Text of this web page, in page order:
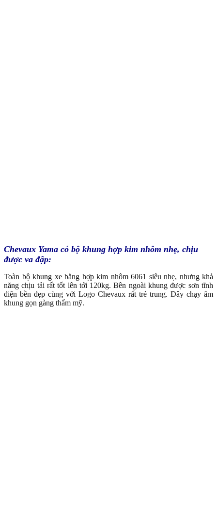
Chevaux Yama có bộ khung hợp kim nhôm nhẹ, chịu
được va đập:
Toàn bộ khung xe bằng hợp kim nhôm 6061 siêu nhẹ, nhưng khả
năng chịu tải rất tốt lên tới 120kg. Bên ngoài khung được sơn tĩnh
điện bền đẹp cùng với Logo Chevaux rất trẻ trung. Dây chạy âm
khung gọn gàng thẩm mỹ.